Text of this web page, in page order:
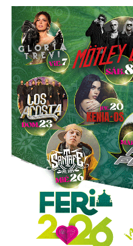
“Hoy el gremio del taxismo
es buena. Ellos estarán
mejor servicio, mientras
opción que considere más
La titular de la SCT reiteró
el procedimiento
obligaciones previstas en
prestar el servicio de
También lee:Ya es oficial:
de transporte de la Fenapo